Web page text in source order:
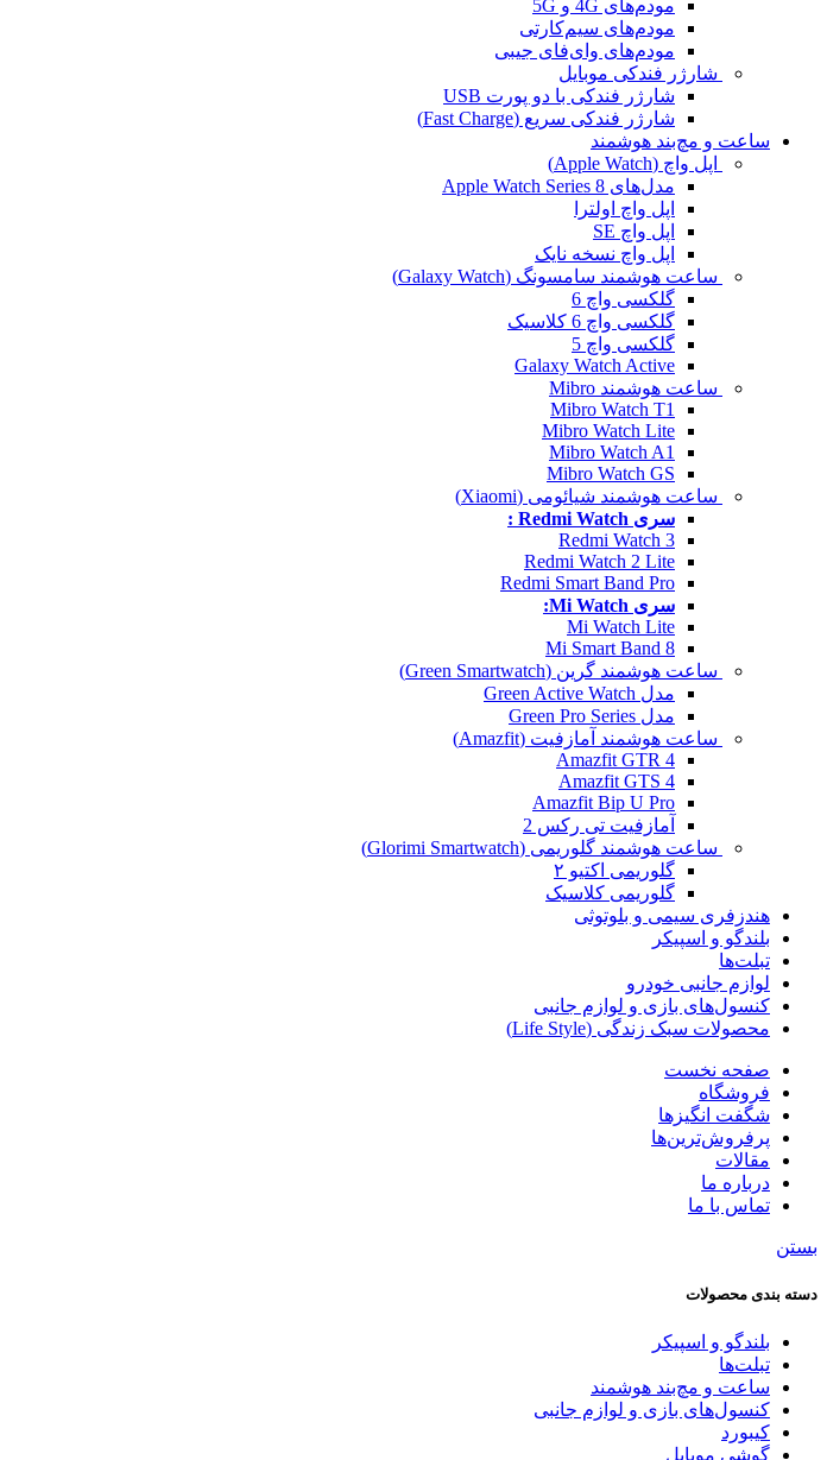
مودم‌های 4G و 5G
مودم‌های سیم‌کارتی
مودم‌های وای‌فای جیبی
شارژر فندکی موبایل
شارژر فندکی با دو پورت USB
شارژر فندکی سریع (Fast Charge)
ساعت و مچ‌بند هوشمند
اپل واچ (Apple Watch)
مدل‌های Apple Watch Series 8
اپل واچ اولترا
اپل واچ SE
اپل واچ نسخه نایک
ساعت هوشمند سامسونگ (Galaxy Watch)
گلکسی واچ 6
گلکسی واچ 6 کلاسیک
گلکسی واچ 5
Galaxy Watch Active
ساعت هوشمند Mibro
Mibro Watch T1
Mibro Watch Lite
Mibro Watch A1
Mibro Watch GS
ساعت هوشمند شیائومی (Xiaomi)
سری Redmi Watch :
Redmi Watch 3
Redmi Watch 2 Lite
Redmi Smart Band Pro
سری Mi Watch:
Mi Watch Lite
Mi Smart Band 8
ساعت هوشمند گرین (Green Smartwatch)
مدل Green Active Watch
مدل Green Pro Series
ساعت هوشمند آمازفیت (Amazfit)
Amazfit GTR 4
Amazfit GTS 4
Amazfit Bip U Pro
آمازفیت تی رکس 2
ساعت هوشمند گلوریمی (Glorimi Smartwatch)
گلوریمی اکتیو ۲
گلوریمی کلاسیک
هندزفری سیمی و بلوتوثی
بلندگو و اسپیکر
تبلت‌ها
لوازم جانبی خودرو
کنسول‌های بازی و لوازم جانبی
محصولات سبک زندگی (Life Style)
صفحه نخست
فروشگاه
شگفت انگیزها
پرفروش‌ترین‌ها
مقالات
درباره ما
تماس با ما
بستن
دسته‌ بندی محصولات
بلندگو و اسپیکر
تبلت‌ها
ساعت و مچ‌بند هوشمند
کنسول‌های بازی و لوازم جانبی
کیبورد
گوشی موبایل